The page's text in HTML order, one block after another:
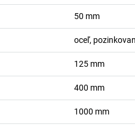
50 mm
oceľ,
125 mm
400 mm
1000 mm